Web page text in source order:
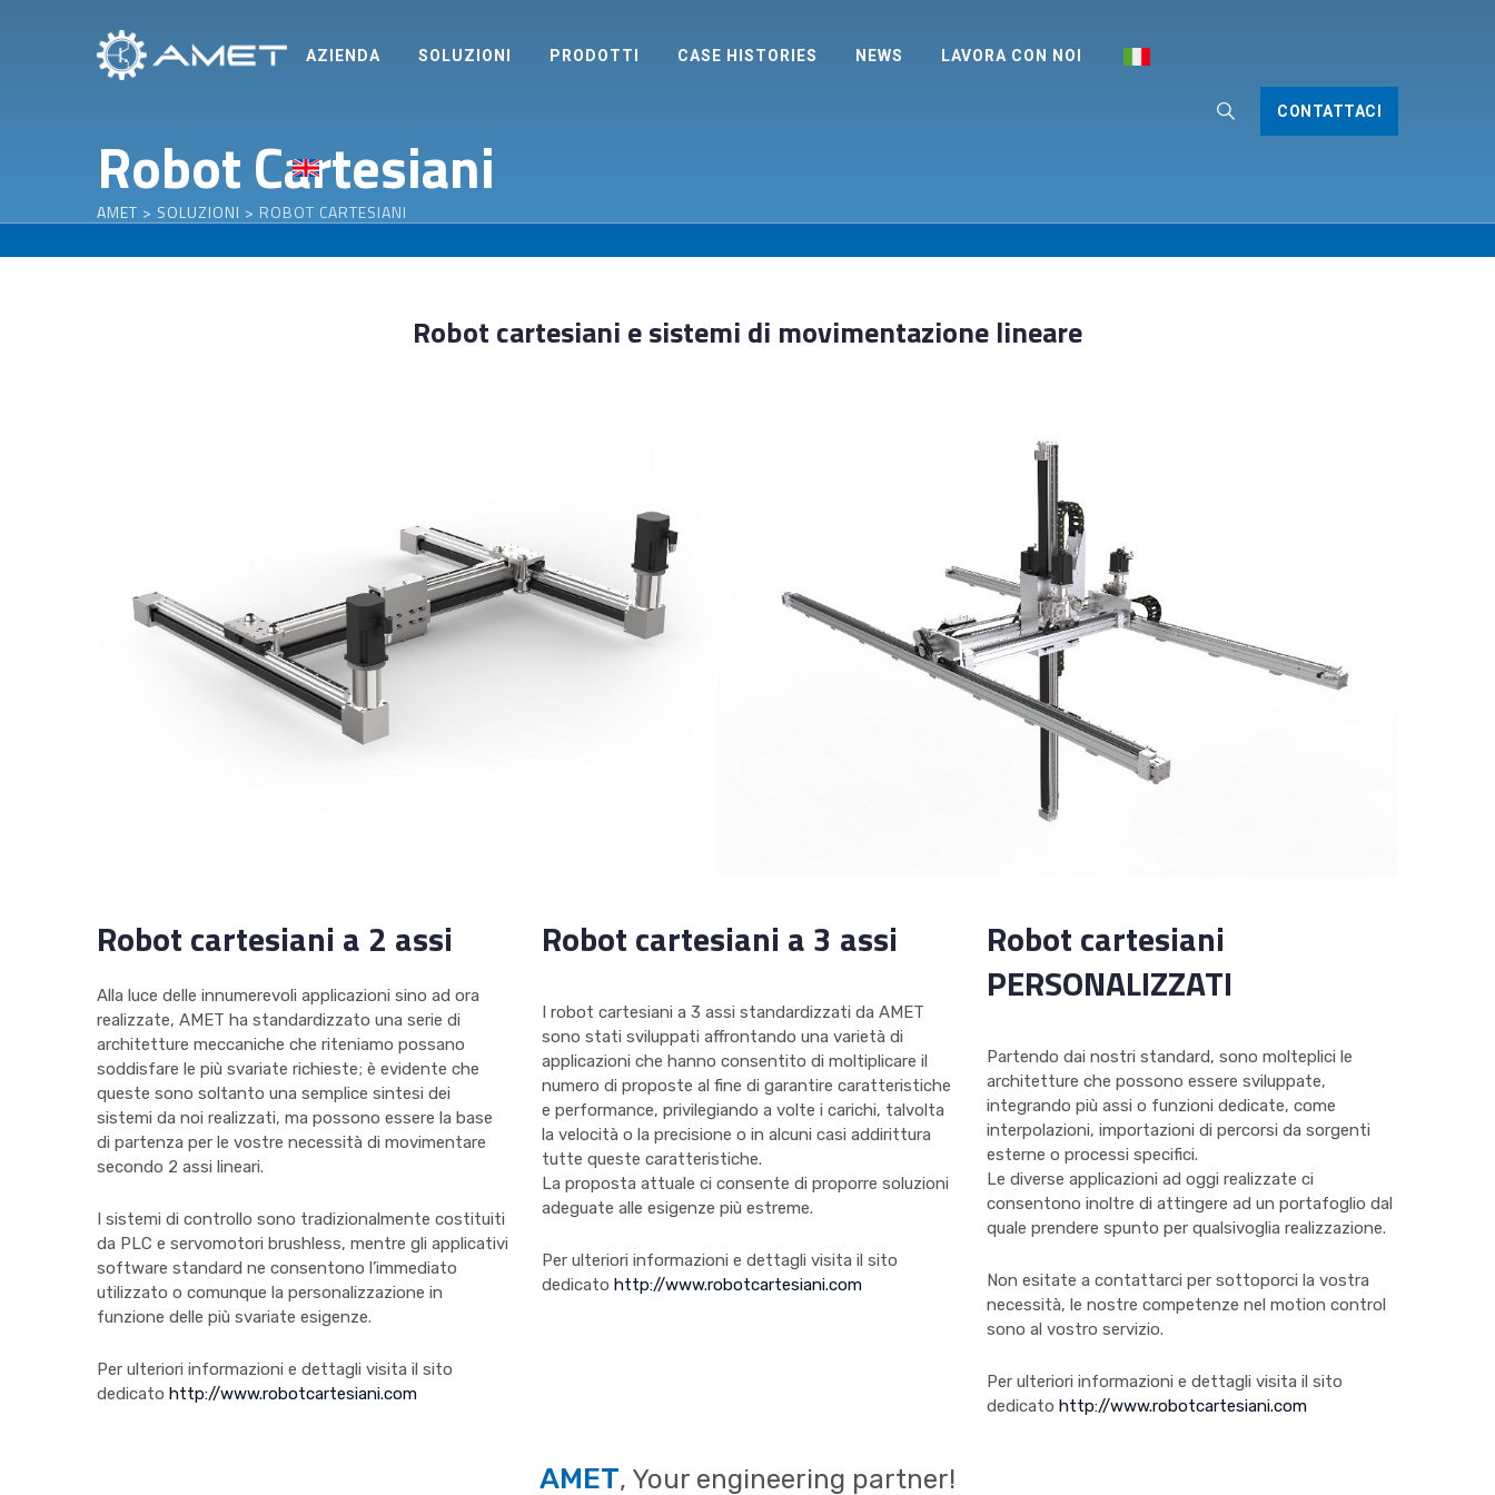
AZIENDA SOLUZIONI PRODOTTI CASE HISTORIES NEWS LAVORA CON NOI
CONTATTACI
Robot Cartesiani
AMET > SOLUZIONI > ROBOT CARTESIANI
Robot cartesiani e sistemi di movimentazione lineare
Robot cartesiani a 2 assi
Alla luce delle innumerevoli applicazioni sino ad ora
realizzate, AMET ha standardizzato una serie di
architetture meccaniche che riteniamo possano
soddisfare le più svariate richieste; è evidente che
queste sono soltanto una semplice sintesi dei
sistemi da noi realizzati, ma possono essere la base
di partenza per le vostre necessità di movimentare
secondo 2 assi lineari.
I sistemi di controllo sono tradizionalmente costituiti
da PLC e servomotori brushless, mentre gli applicativi
software standard ne consentono l’immediato
utilizzato o comunque la personalizzazione in
funzione delle più svariate esigenze.
Per ulteriori informazioni e dettagli visita il sito
dedicato http://www.robotcartesiani.com
Robot cartesiani a 3 assi
I robot cartesiani a 3 assi standardizzati da AMET
sono stati sviluppati affrontando una varietà di
applicazioni che hanno consentito di moltiplicare il
numero di proposte al fine di garantire caratteristiche
e performance, privilegiando a volte i carichi, talvolta
la velocità o la precisione o in alcuni casi addirittura
tutte queste caratteristiche.
La proposta attuale ci consente di proporre soluzioni
adeguate alle esigenze più estreme.
Per ulteriori informazioni e dettagli visita il sito
dedicato http://www.robotcartesiani.com
Robot cartesiani
PERSONALIZZATI
Partendo dai nostri standard, sono molteplici le
architetture che possono essere sviluppate,
integrando più assi o funzioni dedicate, come
interpolazioni, importazioni di percorsi da sorgenti
esterne o processi specifici.
Le diverse applicazioni ad oggi realizzate ci
consentono inoltre di attingere ad un portafoglio dal
quale prendere spunto per qualsivoglia realizzazione.
Non esitate a contattarci per sottoporci la vostra
necessità, le nostre competenze nel motion control
sono al vostro servizio.
Per ulteriori informazioni e dettagli visita il sito
dedicato http://www.robotcartesiani.com
AMET, Your engineering partner!